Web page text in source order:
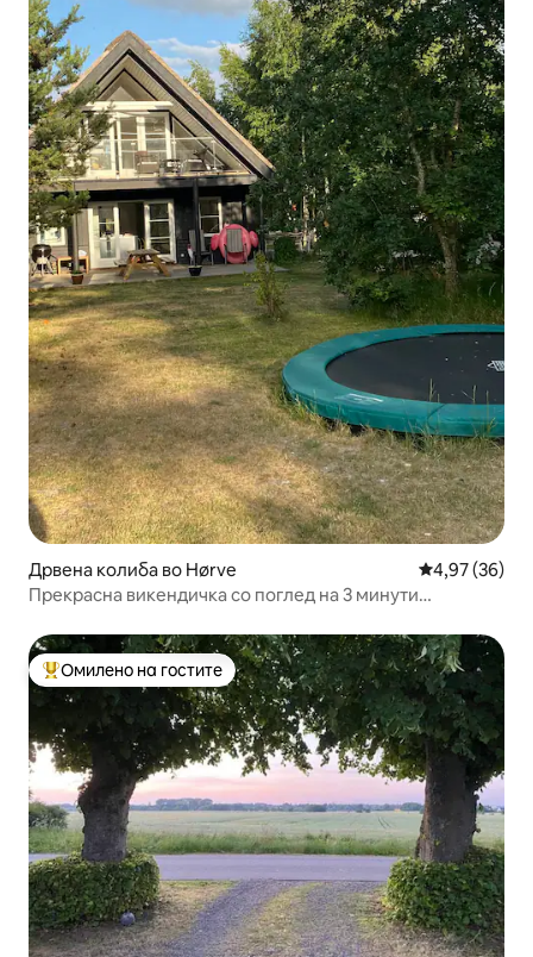
Дрвена колиба во Hørve Просечна
4,97 (36)
Прекрасна викендичка со поглед на 3 минути
Меѓу најуспешните „Омилени на гостите“
Омилено на гостите